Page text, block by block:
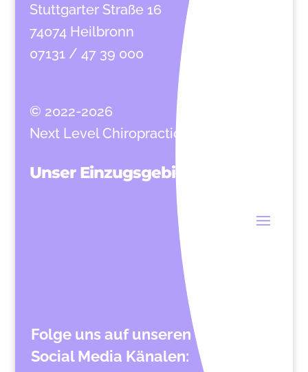
Stuttgarter Straße 16
74074 Heilbronn
07131 / 47 39 000
© 2022-2026
Next Level Chiropractic
Unser Einzugsgebiet
Folge uns auf unseren
Social Media Känalen: